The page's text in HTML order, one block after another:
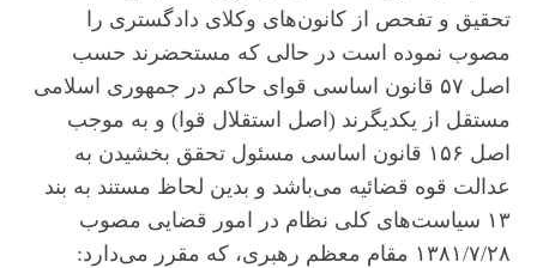
تحقیق و تفحص از کانون‌های وکلای دادگستری را
مصوب نموده است در حالی که مستحضرند حسب
اصل ۵۷ قانون اساسی قوای حاکم در جمهوری اسلامی
مستقل از یکدیگرند (اصل استقلال قوا) و به موجب
اصل ۱۵۶ قانون اساسی مسئول تحقق بخشیدن به
عدالت قوه قضائیه می‌باشد و بدین لحاظ مستند به بند
۱۳ سیاست‌های کلی نظام در امور قضایی مصوب
۱۳۸۱/۷/۲۸ مقام معظم رهبری، که مقرر می‌دارد: